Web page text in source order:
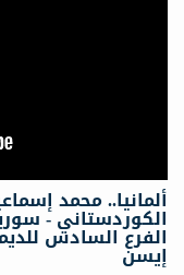
ألمانيا.. محمد
الكوردستاني -
الفرع السادس
إيسن